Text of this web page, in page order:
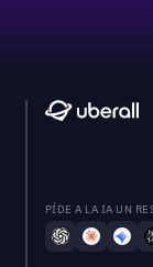
PÍDE A LA IA UN